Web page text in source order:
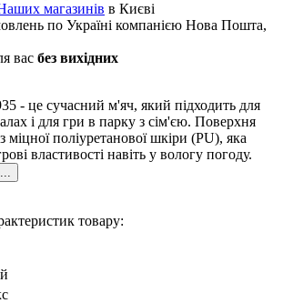
магазинів в Києві
по Україні компанією Нова Пошта,
вас без вихідних
- це сучасний м'яч, який підходить для
і для гри в парку з сім'єю. Поверхня
міцної поліуретанової шкіри (PU), яка
властивості навіть у вологу погоду.
товару: